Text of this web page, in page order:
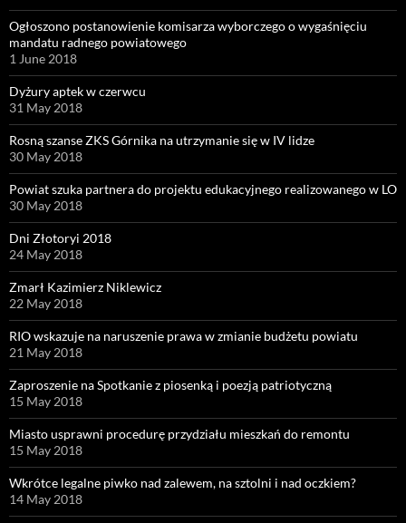
Ogłoszono postanowienie komisarza wyborczego o wygaśnięciu
mandatu radnego powiatowego
1 June 2018
Dyżury aptek w czerwcu
31 May 2018
Rosną szanse ZKS Górnika na utrzymanie się w IV lidze
30 May 2018
Powiat szuka partnera do projektu edukacyjnego realizowanego w LO
30 May 2018
Dni Złotoryi 2018
24 May 2018
Zmarł Kazimierz Niklewicz
22 May 2018
RIO wskazuje na naruszenie prawa w zmianie budżetu powiatu
21 May 2018
Zaproszenie na Spotkanie z piosenką i poezją patriotyczną
15 May 2018
Miasto usprawni procedurę przydziału mieszkań do remontu
15 May 2018
Wkrótce legalne piwko nad zalewem, na sztolni i nad oczkiem?
14 May 2018